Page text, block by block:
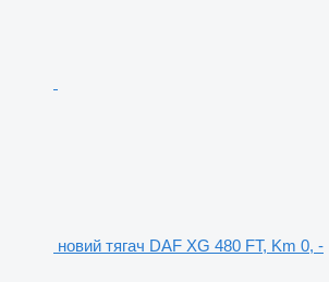
новий тягач DAF XG 480 FT, Km 0, -